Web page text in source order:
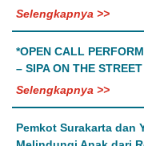
Selengkapnya >>
*OPEN CALL
– SIPA ON THE
Selengkapnya >>
Pemkot Surakarta dan